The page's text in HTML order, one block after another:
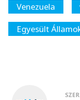
Venezuela
Egyesült